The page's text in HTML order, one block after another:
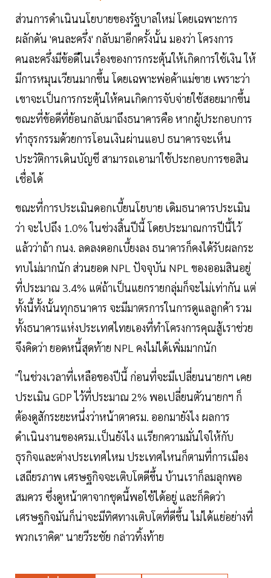
ส่วนการดำเนินนโยบายของรัฐบาลใหม่ โดยเฉพาะการ
ผลักดัน 'คนละครึ่ง' กลับมาอีกครั้งนั้น มองว่า โครงการ
คนละครึ่งมีข้อดีในเรื่องของการกระตุ้นให้เกิดการใช้เงิน ให้
มีการหมุนเวียนมากขึ้น โดยเฉพาะพ่อค้าแม่ขาย เพราะว่า
เขาจะเป็นการกระตุ้นให้คนเกิดการจับจ่ายใช้สอยมากขึ้น
ขณะที่ข้อดีที่ย้อนกลับมาถึงธนาคารคือ หากผู้ประกอบการ
ทำธุรกรรมด้วยการโอนเงินผ่านแอป ธนาคารจะเห็น
ประวัติการเดินบัญชี สามารถเอามาใช้ประกอบการขอสิน
เชื่อได้
ขณะที่การประเมินดอกเบี้ยนโยบาย เดิมธนาคารประเมิน
ว่า จะไปถึง 1.0% ในช่วงสิ้นปีนี้ โดยประมาณการปีนี้ไว้
แล้วว่าถ้า กนง. ลดลงดอกเบี้ยงลง ธนาคารก็คงได้รับผลกระ
ทบไม่มากนัก ส่วนยอด NPL ปัจจุบัน NPL ของออมสินอยู่
ที่ประมาณ 3.4% แต่ถ้าเป็นแยกรายกลุ่มก็จะไม่เท่ากัน แต่
ทั้งนี้ทั้งนั้นทุกธนาคาร จะมีมาตรการในการดูแลลูกค้า รวม
ทั้งธนาคารแห่งประเทศไทยเองที่ทำโครงการคุณสู้เราช่วย
จึงคิดว่า ยอดหนี้สุดท้าย NPL คงไม่ได้เพิ่มมากนัก
"ในช่วงเวลาที่เหลือของปีนี้ ก่อนที่จะมีเปลี่ยนนายกฯ เคย
ประเมิน GDP ไว้ที่ประมาณ 2% พอเปลี่ยนตัวนายกฯ ก็
ต้องดูสักระยะหนึ่งว่าหน้าตาครม. ออกมายังไง ผลการ
ดำเนินงานของครม.เป็นยังไง แเรียกความมั่นใจให้กับ
ธุรกิจและต่างประเทศไหม ประเทศไหนก็ตามที่การเมือง
เสถียรภาพ เศรษฐกิจจะเติบโตดีขึ้น บ้านเราก็ลมลุกพอ
สมควร ซึ่งดูหน้าตาจากชุดนี้พอใช้ได้อยู่ และก็คิดว่า
เศรษฐกิจมันก็น่าจะมีทิศทางเติบโตที่ดีขึ้น ไม่ได้แย่อย่างที่
พวกเราคิด" นายวีระชัย กล่าวทิ้งท้าย